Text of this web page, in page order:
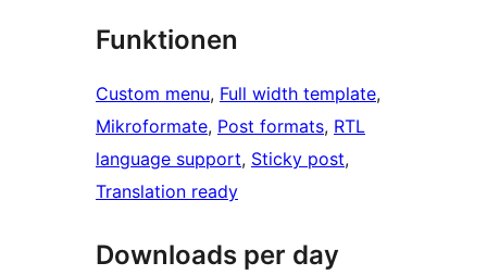
Funktionen
Custom menu, Full width template
Mikroformate, Post formats, RTL
language support, Sticky post
Translation ready
Downloads per day